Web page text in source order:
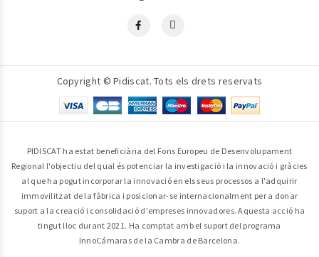
Copyright © Pidiscat. Tots els drets reservats
PIDISCAT ha estat beneficiària del Fons Europeu de Desenvolupament
Regional l'objectiu del qual és potenciar la investigació i la innovació i gràcies
al que ha pogut incorporar la innovació en els seus processos a l'adquirir
immovilitzat de la fàbrica i posicionar-se internacionalment per a donar
suport a la creació i consolidació d'empreses innovadores. Aquesta acció ha
tingut lloc durant 2021. Ha comptat amb el suport del programa
InnoCámaras de la Cambra de Barcelona.